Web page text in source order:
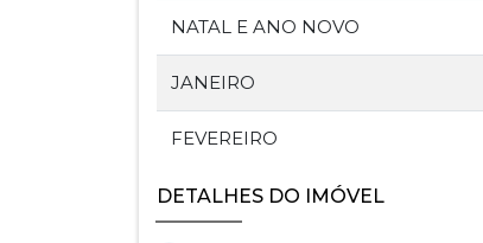
NATAL E ANO NOVO
JANEIRO
FEVEREIRO
DETALHES DO IMÓVEL